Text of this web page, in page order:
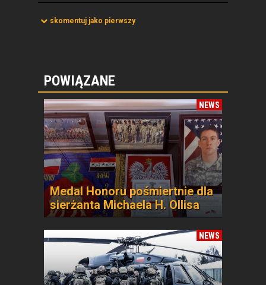
skomentuj jako pierwszy
POWIĄZANE
NEWS
Medal Honoru pośmiertnie dla
sierżanta Michaela H. Ollisa
NEWS